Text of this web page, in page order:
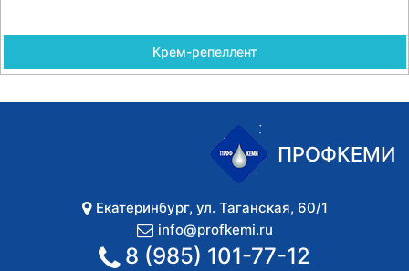
Крем-репеллент
ПРОФКЕМИ
Екатеринбург, ул. Таганская, 60/1
info@profkemi.ru
8 (985) 101-77-12